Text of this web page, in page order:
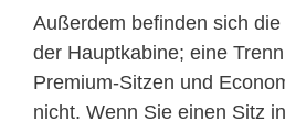
Außerdem befinden sich
der Hauptkabine; eine
Premium-Sitzen und
nicht. Wenn Sie einen Sitz